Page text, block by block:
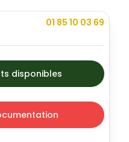
d'Andilly, "Le Clos du
de choix à
dont des
sportives,
liaisons de
01 85 10 03 69
disponibles